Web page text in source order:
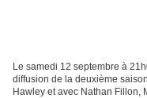
Le samedi 12 septembre à
diffusion de la deuxième
Hawley et avec Nathan Fillon,